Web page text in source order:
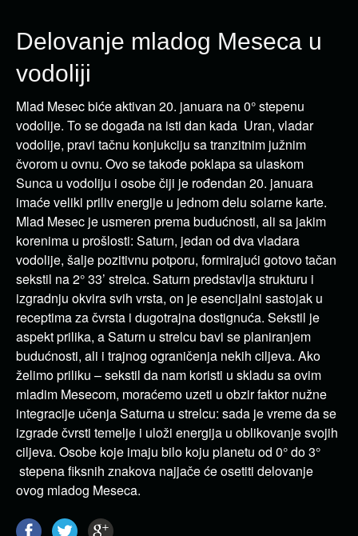
Delovanje mladog Meseca u
vodoliji
Mlad Mesec biće aktivan 20. januara na 0° stepenu
vodolije. To se događa na isti dan kada Uran, vladar
vodolije, pravi tačnu konjukciju sa tranzitnim južnim
čvorom u ovnu. Ovo se takođe poklapa sa ulaskom
Sunca u vodoliju i osobe čiji je rođendan 20. januara
imaće veliki priliv energije u jednom delu solarne karte.
Mlad Mesec je usmeren prema budućnosti, ali sa jakim
korenima u prošlosti: Saturn, jedan od dva vladara
vodolije, šalje pozitivnu potporu, formirajući gotovo tačan
sekstil na 2° 33’ strelca. Saturn predstavlja strukturu i
izgradnju okvira svih vrsta, on je esencijalni sastojak u
receptima za čvrsta i dugotrajna dostignuća. Sekstil je
aspekt prilika, a Saturn u strelcu bavi se planiranjem
budućnosti, ali i trajnog ograničenja nekih ciljeva. Ako
želimo priliku – sekstil da nam koristi u skladu sa ovim
mladim Mesecom, moraćemo uzeti u obzir faktor nužne
integracije učenja Saturna u strelcu: sada je vreme da se
izgrade čvrsti temelje i uloži energija u oblikovanje svojih
ciljeva. Osobe koje imaju bilo koju planetu od 0° do 3°
stepena fiksnih znakova najjače će osetiti delovanje
ovog mladog Meseca.